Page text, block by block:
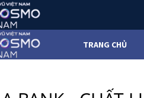
TRANG CHỦ